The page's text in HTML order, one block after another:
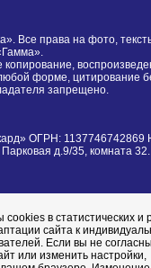
Все права на фото,
копирование,
форме, цитирование
запрещено.
ОГРН: 1137746742869
д.9/35, комната
в статистических и
сайта к
Если вы не
или изменить настройки,